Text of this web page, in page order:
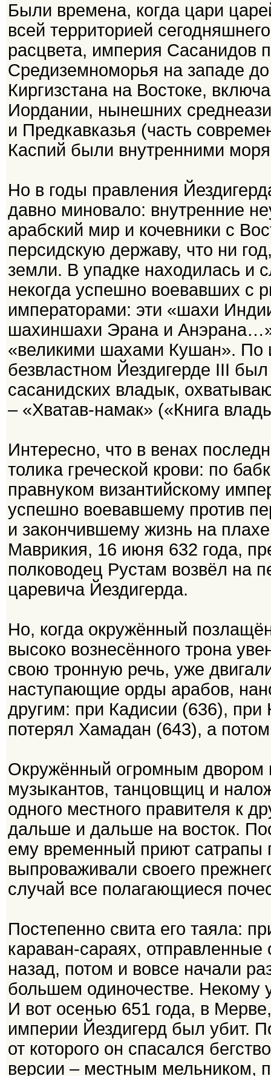
Были времена, когда цари
всей территорией
расцвета, империя Сасанидов
Средиземноморья на западе
Киргизстана на Востоке,
Иордании, нынешних
и Предкавказья (часть
Каспий были внутренними
Но в годы правления
давно миновало: внутренние
арабский мир и кочевники с
персидскую державу, что ни
земли. В упадке находилась и
некогда успешно воевавших с
императорами: эти «шахи
шахиншахи Эрана и
«великими шахами Кушан». По
безвластном Йездигерде III
сасанидских владык,
– «Хватав-намак» («Книга
Интересно, что в венах
толика греческой крови: по
правнуком византийскому
успешно воевавшему против
и закончившему жизнь на
Маврикия, 16 июня 632 года,
полководец Рустам возвёл на
царевича Йездигерда.
Но, когда окружённый
высоко вознесённого трона
свою тронную речь, уже
наступающие орды арабов,
другим: при Кадисии (636),
потерял Хамадан (643), а
Окружённый огромным двором
музыкантов, танцовщиц и
одного местного правителя к
дальше и дальше на восток.
ему временный приют сатрапы
выпроваживали своего
случай все полагающиеся
Постепенно свита его таяла:
караван-сараях,
назад, потом и вовсе начали
большем одиночестве. Некому
И вот осенью 651 года, в
империи Йездигерд был убит.
от которого он спасался
версии – местным мельником,